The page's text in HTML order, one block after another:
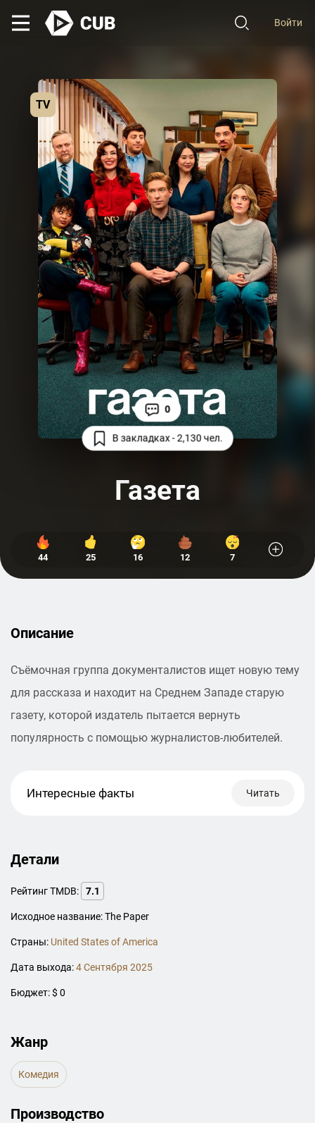
Войти
TV
В закладках - 2,130 чел.
0
Газета
44 25 16 12 7
Описание
Съёмочная группа документалистов ищет новую тему
для рассказа и находит на Среднем Западе старую
газету, которой издатель пытается вернуть
популярность с помощью журналистов-любителей.
Интересные факты Читать
Детали
Рейтинг TMDB: 7.1
Исходное название: The Paper
Страны: United States of America
Дата выхода:4 Сентября 2025
Бюджет: $ 0
Жанр
Комедия
Производство